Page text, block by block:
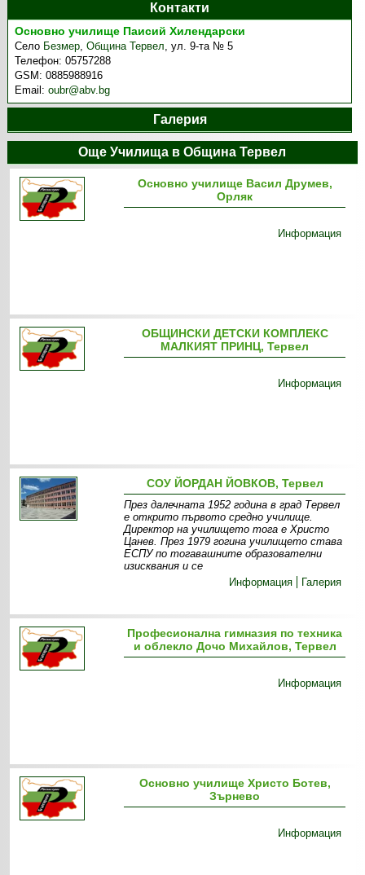
Контакти
Основно училище Паисий Хилендарски
Село Безмер,Община Тервел,ул. 9-та № 5
Телефон:05757288
GSM:0885988916
Email:oubr@abv.bg
Галерия
Още Училища в Община Тервел
Основно училище Васил Друмев,
Орляк
Информация
ОБЩИНСКИ ДЕТСКИ КОМПЛЕКС
МАЛКИЯТ ПРИНЦ, Тервел
Информация
СОУ ЙОРДАН ЙОВКОВ, Тервел
През далечната 1952 година в град Тервел
е открито първото средно училище.
Директор на училището тога е Христо
Цанев. През 1979 гогина училището става
ЕСПУ по тогавашните образователни
изисквания и се
Информация
Галерия
Професионална гимназия по техника
и облекло Дочо Михайлов, Тервел
Информация
Основно училище Христо Ботев,
Зърнево
Информация